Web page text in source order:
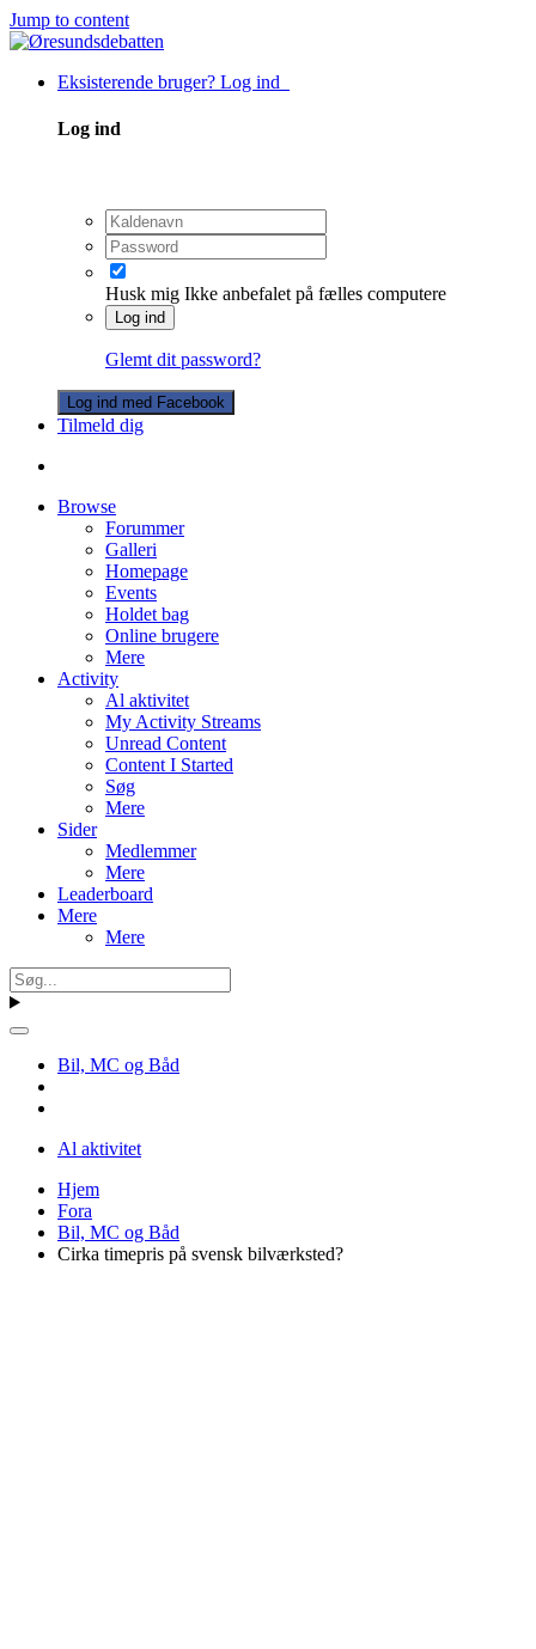
Jump to content
Eksisterende bruger? Log ind
Log ind
Husk mig Ikke anbefalet på fælles computere
Log ind
Glemt dit password?
Log ind med Facebook
Tilmeld dig
Browse
Forummer
Galleri
Homepage
Events
Holdet bag
Online brugere
Mere
Activity
Al aktivitet
My Activity Streams
Unread Content
Content I Started
Søg
Mere
Sider
Medlemmer
Mere
Leaderboard
Mere
Mere
Bil, MC og Båd
Al aktivitet
Hjem
Fora
Bil, MC og Båd
Cirka timepris på svensk bilværksted?